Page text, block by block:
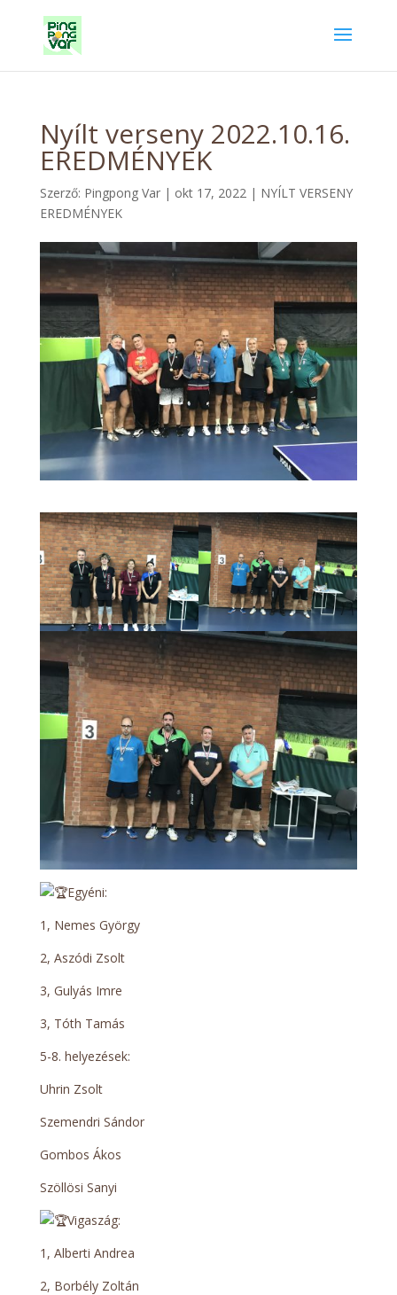
Nyílt verseny 2022.10.16.
EREDMÉNYEK
Szerző: Pingpong Var| okt 17, 2022| NYÍLT VERSENY
EREDMÉNYEK
Egyéni:
1, Nemes György
2, Aszódi Zsolt
3, Gulyás Imre
3, Tóth Tamás
5-8. helyezések:
Uhrin Zsolt
Szemendri Sándor
Gombos Ákos
Szöllösi Sanyi
Vigaszág:
1, Alberti Andrea
2, Borbély Zoltán